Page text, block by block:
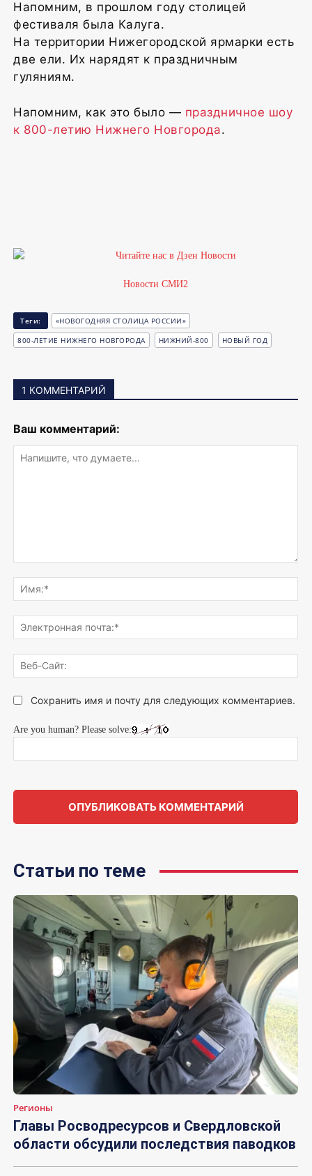
Напомним, в прошлом году столицей
фестиваля была Калуга.
На территории Нижегородской ярмарки есть
две ели. Их нарядят к праздничным
гуляниям.
Напомним, как это было — праздничное шоу
к 800-летию Нижнего Новгорода.
Новости СМИ2
Теги:
«НОВОГОДНЯЯ СТОЛИЦА РОССИИ»
800-ЛЕТИЕ НИЖНЕГО НОВГОРОДА
НИЖНИЙ-800 НОВЫЙ ГОД
1 КОММЕНТАРИЙ
Ваш комментарий:
что
думаете...
Сохранить имя и почту для следующих комментариев.
Are you human? Please solve:
Статьи по теме
Регионы
Главы Росводресурсов и Свердловской
области обсудили последствия паводков